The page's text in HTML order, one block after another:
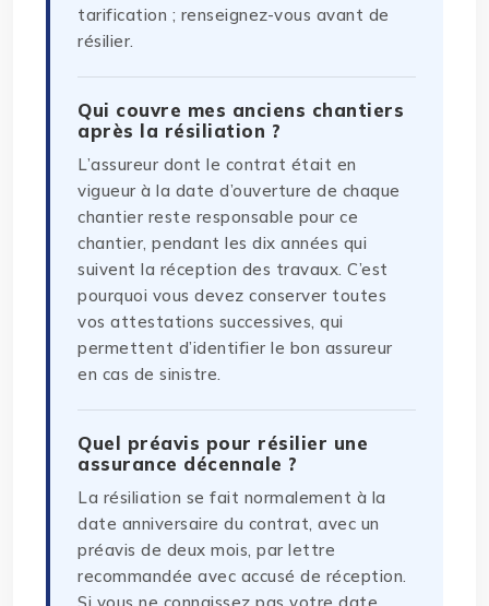
tarification ; renseignez-vous avant de
résilier.
Qui couvre mes anciens chantiers
après la résiliation ?
L’assureur dont le contrat était en
vigueur à la date d’ouverture de chaque
chantier reste responsable pour ce
chantier, pendant les dix années qui
suivent la réception des travaux. C’est
pourquoi vous devez conserver toutes
vos attestations successives, qui
permettent d’identifier le bon assureur
en cas de sinistre.
Quel préavis pour résilier une
assurance décennale ?
La résiliation se fait normalement à la
date anniversaire du contrat, avec un
préavis de deux mois, par lettre
recommandée avec accusé de réception.
Si vous ne connaissez pas votre date